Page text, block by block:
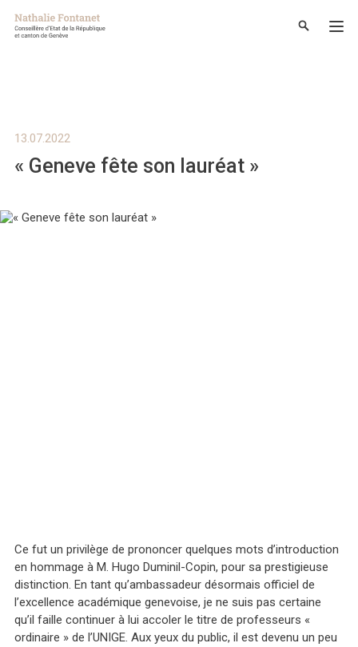
13.07.2022
« Geneve fête son lauréat »
Ce fut un privilège de prononcer quelques mots d’introduction
en hommage à M. Hugo Duminil-Copin, pour sa prestigieuse
distinction. En tant qu’ambassadeur désormais officiel de
l’excellence académique genevoise, je ne suis pas certaine
qu’il faille continuer à lui accoler le titre de professeurs «
ordinaire » de l’UNIGE. Aux yeux du public, il est devenu un peu